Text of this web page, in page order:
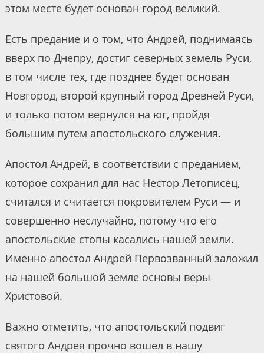
этом месте будет основан город великий.
Есть предание и о том, что Андрей, поднимаясь
вверх по Днепру, достиг северных земель Руси,
в том числе тех, где позднее будет основан
Новгород, второй крупный город Древней Руси,
и только потом вернулся на юг, пройдя
большим путем апостольского служения.
Апостол Андрей, в соответствии с преданием,
которое сохранил для нас Нестор Летописец,
считался и считается покровителем Руси — и
совершенно неслучайно, потому что его
апостольские стопы касались нашей земли.
Именно апостол Андрей Первозванный заложил
на нашей большой земле основы веры
Христовой.
Важно отметить, что апостольский подвиг
святого Андрея прочно вошел в нашу